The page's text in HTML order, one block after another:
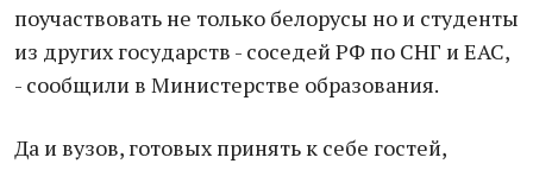
поучаствовать не только белорусы но и студенты
из других государств - соседей РФ по СНГ и ЕАС,
- сообщили в Министерстве образования.
Да и вузов, готовых принять к себе гостей,